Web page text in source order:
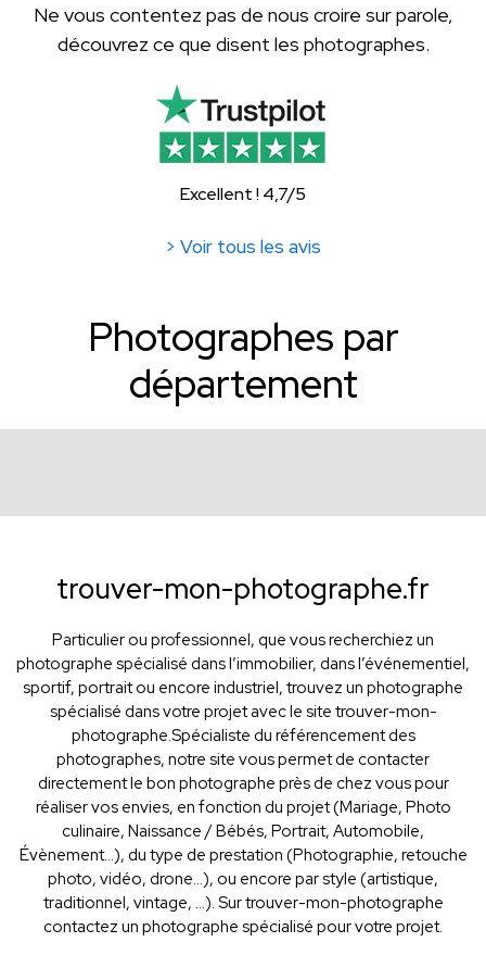
Ne vous contentez pas de nous croire sur parole,
découvrez ce que disent les photographes.
Excellent ! 4,7/5
> Voir tous les avis
Photographes par
département
trouver-mon-photographe.fr
Particulier ou professionnel, que vous recherchiez un
photographe spécialisé dans l’immobilier, dans l’événementiel,
sportif, portrait ou encore industriel, trouvez un photographe
spécialisé dans votre projet avec le site trouver-mon-
photographe.Spécialiste du référencement des
photographes, notre site vous permet de contacter
directement le bon photographe près de chez vous pour
réaliser vos envies, en fonction du projet (Mariage, Photo
culinaire, Naissance / Bébés, Portrait, Automobile,
Évènement…), du type de prestation (Photographie, retouche
photo, vidéo, drone...), ou encore par style (artistique,
traditionnel, vintage, ...). Sur trouver-mon-photographe
contactez un photographe spécialisé pour votre projet.